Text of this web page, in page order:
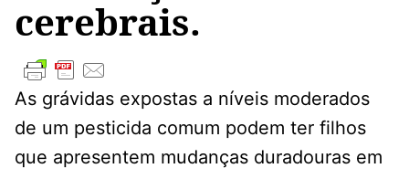
cerebrais.
As grávidas expostas a níveis moderados
de um pesticida comum podem ter filhos
que apresentem mudanças duradouras em